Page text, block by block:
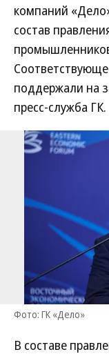
компаний
состав
поддержали на
пресс-служба ГК.
Фото: ГК «Дело»
В составе